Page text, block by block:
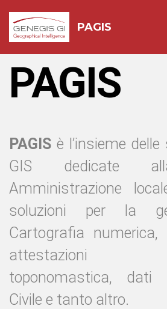
PAGIS
PAGIS
PAGIS è l’insieme
GIS dedicate
Amministrazione
soluzioni per la
Cartografia numerica,
attestazioni
toponomastica, dati
Civile e tanto altro.